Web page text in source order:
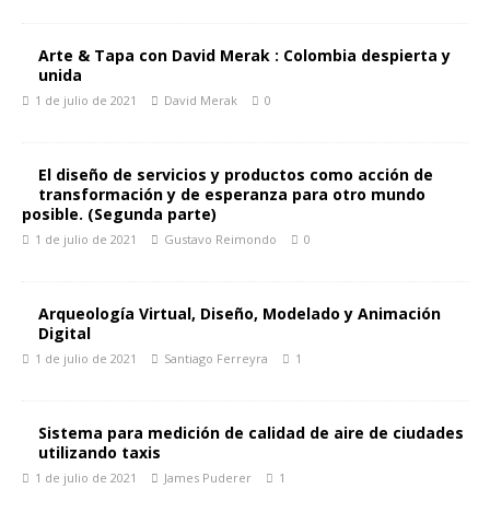
Arte & Tapa con David Merak : Colombia despierta y
unida
1 de julio de 2021 David Merak 0
El diseño de servicios y productos como acción de
transformación y de esperanza para otro mundo
posible. (Segunda parte)
1 de julio de 2021 Gustavo Reimondo 0
Arqueología Virtual, Diseño, Modelado y Animación
Digital
1 de julio de 2021 Santiago Ferreyra 1
Sistema para medición de calidad de aire de ciudades
utilizando taxis
1 de julio de 2021 James Puderer 1